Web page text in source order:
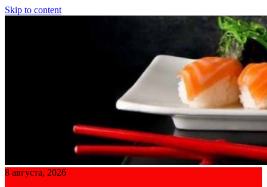
Skip to content
8 августа, 2026